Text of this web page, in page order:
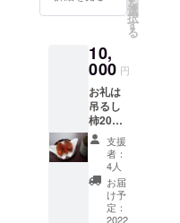
ます。
た
今年の
柿の成
り具合
によっ
て出来
上がる
時期が
ズレる
ことが
ありま
すが、
11月の
選
択
す
る
10,
000 円
お礼は
吊るし
柿20個
です。
・吊る
し柿用
の柿は
長良柿
または
支援
者：
4人
お届
け予
定：
2022